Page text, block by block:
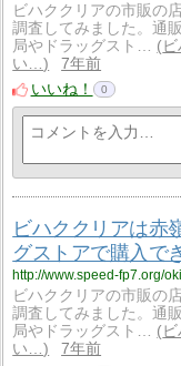
ビハククリアの市販の
調査してみました。通
局やドラッグスト…
い…
7年前
いいね！
0
ビハククリアは赤
グストアで購入で
ビハククリアの市販の
調査してみました。通
局やドラッグスト…
い…
7年前